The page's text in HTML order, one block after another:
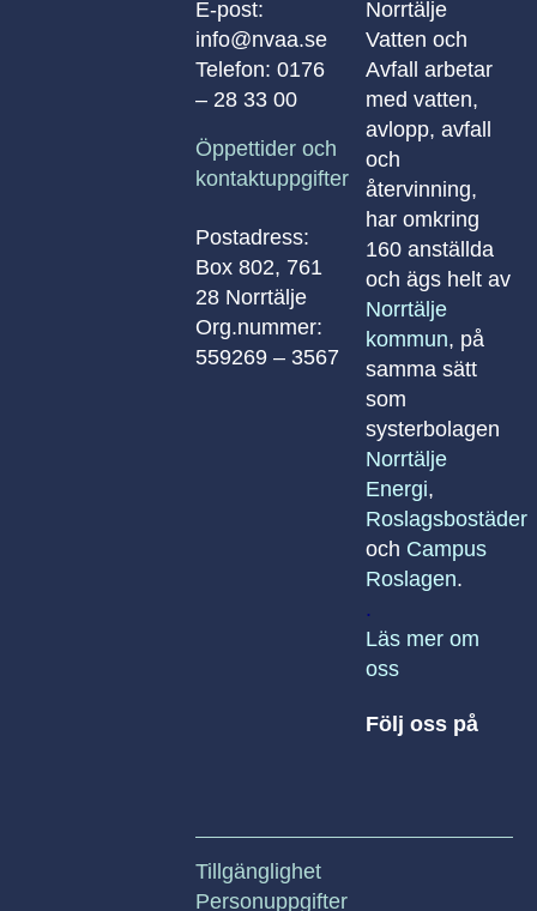
E-post:
info@nvaa.se
Telefon: 0176
– 28 33 00
Öppettider och
kontaktuppgifter
Postadress:
Box 802, 761
28 Norrtälje
Org.nummer:
559269 – 3567
Norrtälje
Vatten och
Avfall arbetar
med vatten,
avlopp, avfall
och
återvinning,
har omkring
160 anställda
och ägs helt av
Norrtälje
kommun, på
samma sätt
som
systerbolagen
Norrtälje
Energi,
Roslagsbostäder
och Campus
Roslagen.
.
Läs mer om
oss
Följ oss på
Tillgänglighet
Personuppgifter